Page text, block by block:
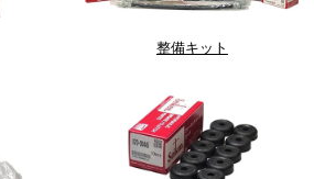
整備キット